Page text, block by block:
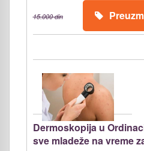
15.000 din
Dermoskopija u
sve mladeže na vreme